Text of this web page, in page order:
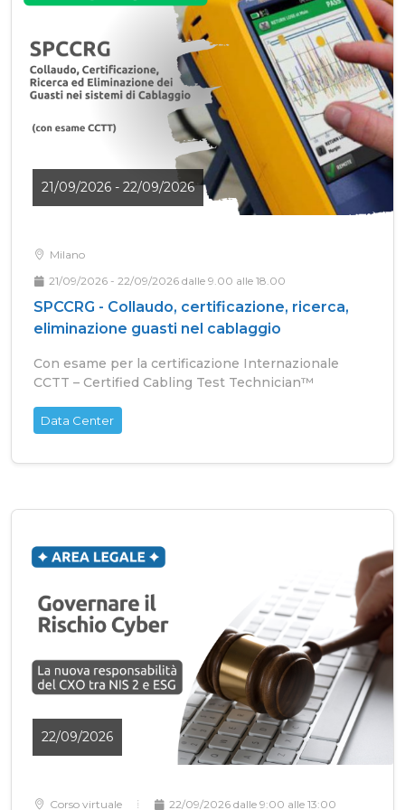
21/09/2026 - 22/09/2026
Milano
21/09/2026 - 22/09/2026 dalle 9.00 alle 18.00
SPCCRG - Collaudo, certificazione, ricerca,
eliminazione guasti nel cablaggio
Con esame per la certificazione Internazionale
CCTT – Certified Cabling Test Technician™
Data Center
22/09/2026
Corso virtuale 22/09/2026 dalle 9:00 alle 13:00